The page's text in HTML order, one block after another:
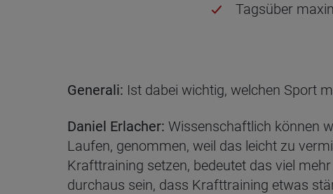
Tagsüber
Generali: Ist dabei wichtig, welchen Sport
Daniel Erlacher: Wissenschaftlich können
Laufen, genommen, weil das leicht zu
Krafttraining setzen, bedeutet das viel
durchaus sein, dass Krafttraining etwas